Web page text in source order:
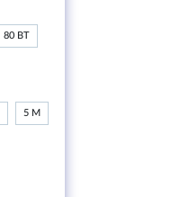
80 ВТ
5 М